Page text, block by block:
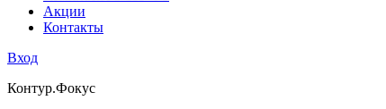
Акции
Контакты
Вход
Контур.Фокус